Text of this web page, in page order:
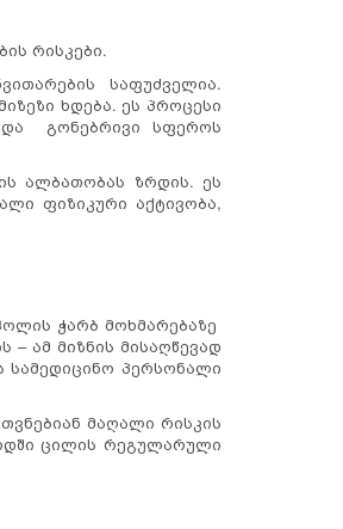
რისკები.
საფუძველია.
ხდება. ეს პროცესი
და გონებრივი სფეროს
ალბათობას ზრდის. ეს
ფიზიკური აქტივობა,
ჭარბ მოხმარებაზე
ამ მიზნის მისაღწევად
სამედიცინო პერსონალი
მაღალი რისკის
ცილის რეგულარული